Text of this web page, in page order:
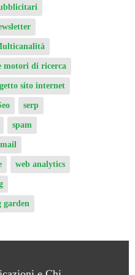
motori di ricerca
sito internet
web analytics
e Chi